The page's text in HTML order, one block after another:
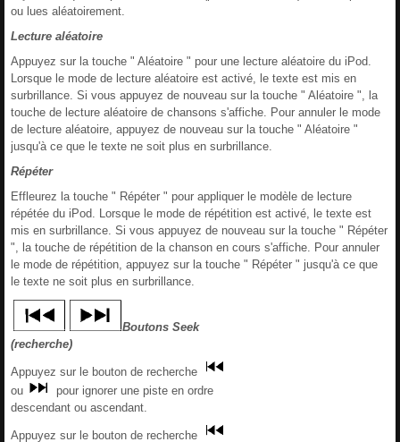
ou lues aléatoirement.
Lecture aléatoire
Appuyez sur la touche " Aléatoire " pour une lecture aléatoire du iPod.
Lorsque le mode de lecture aléatoire est activé, le texte est mis en
surbrillance. Si vous appuyez de nouveau sur la touche " Aléatoire ", la
touche de lecture aléatoire de chansons s'affiche. Pour annuler le mode
de lecture aléatoire, appuyez de nouveau sur la touche " Aléatoire "
jusqu'à ce que le texte ne soit plus en surbrillance.
Répéter
Effleurez la touche " Répéter " pour appliquer le modèle de lecture
répétée du iPod. Lorsque le mode de répétition est activé, le texte est
mis en surbrillance. Si vous appuyez de nouveau sur la touche " Répéter
", la touche de répétition de la chanson en cours s'affiche. Pour annuler
le mode de répétition, appuyez sur la touche " Répéter " jusqu'à ce que
le texte ne soit plus en surbrillance.
Boutons Seek
(recherche)
Appuyez sur le bouton de recherche
ou
pour ignorer une piste en ordre
descendant ou ascendant.
Appuyez sur le bouton de recherche